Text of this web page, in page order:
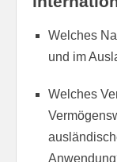
Welches
und im
Welches